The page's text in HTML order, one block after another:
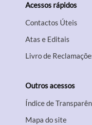
Acessos rápidos
Contactos Úteis
Atas e Editais
Livro de
Outros acessos
Índice de
Mapa do site